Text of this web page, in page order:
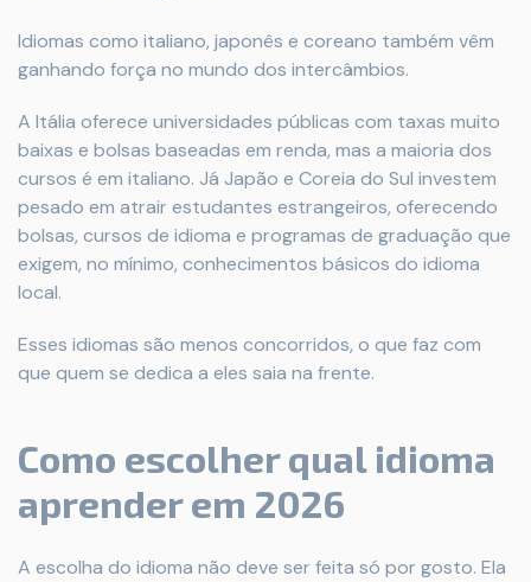
Idiomas como italiano, japonês e coreano também vêm
ganhando força no mundo dos intercâmbios.
A Itália oferece universidades públicas com taxas muito
baixas e bolsas baseadas em renda, mas a maioria dos
cursos é em italiano. Já Japão e Coreia do Sul investem
pesado em atrair estudantes estrangeiros, oferecendo
bolsas, cursos de idioma e programas de graduação que
exigem, no mínimo, conhecimentos básicos do idioma
local.
Esses idiomas são menos concorridos, o que faz com
que quem se dedica a eles saia na frente.
Como escolher qual idioma
aprender em 2026
A escolha do idioma não deve ser feita só por gosto. Ela